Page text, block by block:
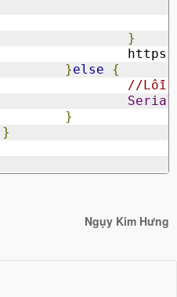
}
				https
}else
{
//Lỗi
Serial
}
}
Ngụy Kim Hưng